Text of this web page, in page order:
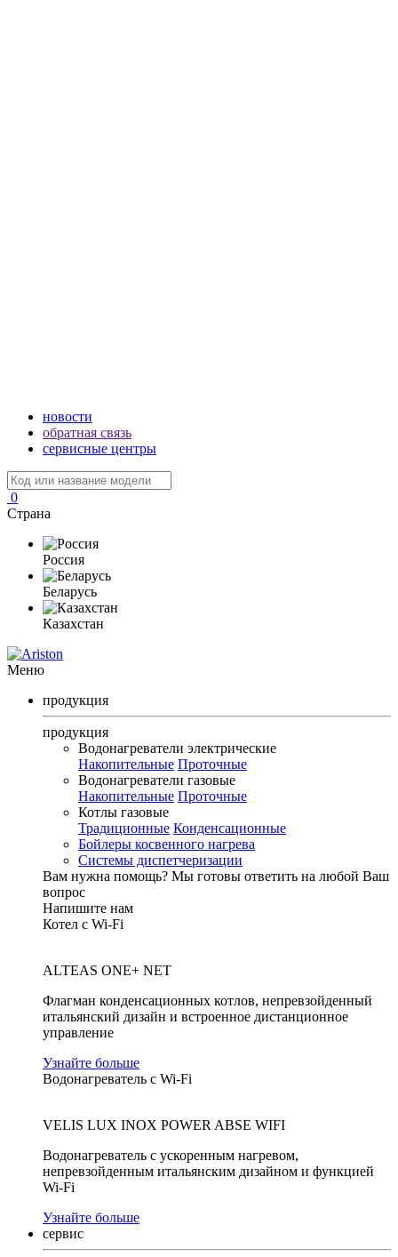
новости
обратная связь
сервисные центры
0
Страна
Россия
Беларусь
Казахстан
Меню
продукция
продукция
Водонагреватели электрические
Накопительные Проточные
Водонагреватели газовые
Накопительные Проточные
Котлы газовые
Традиционные Конденсационные
Бойлеры косвенного нагрева
Системы диспетчеризации
Вам нужна помощь? Мы готовы ответить на любой Ваш
вопрос
Напишите нам
Котел с Wi-Fi
ALTEAS ONE+ NET
Флагман конденсационных котлов, непревзойденный
итальянский дизайн и встроенное дистанционное
управление
Узнайте больше
Водонагреватель с Wi-Fi
VELIS LUX INOX POWER ABSE WIFI
Водонагреватель с ускоренным нагревом,
непревзойденным итальянским дизайном и функцией
Wi-Fi
Узнайте больше
сервис